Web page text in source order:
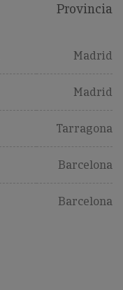
Provincia
Madrid
Madrid
Tarragona
Barcelona
Barcelona